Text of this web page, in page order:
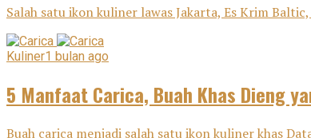
Salah satu ikon kuliner lawas Jakarta, Es Krim
Kuliner1 bulan ago
5 Manfaat Carica, Buah Khas Dieng
Buah carica menjadi salah satu ikon kuliner khas